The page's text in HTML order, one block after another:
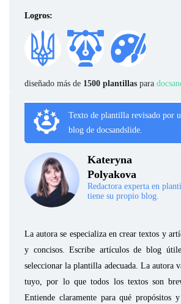
Logros:
diseñado más de 1500 plantillas para
Texto de plantilla revisado por
blog de docsandslide.
Kateryna
Polyakova
Redactora experta en
tiene su propio blog.
La autora se especializa en crear textos y
y concisos. Escribe artículos de blog
seleccionar la plantilla adecuada. La autora
tuyo, por lo que todos los textos son
Entiende claramente para qué propósitos